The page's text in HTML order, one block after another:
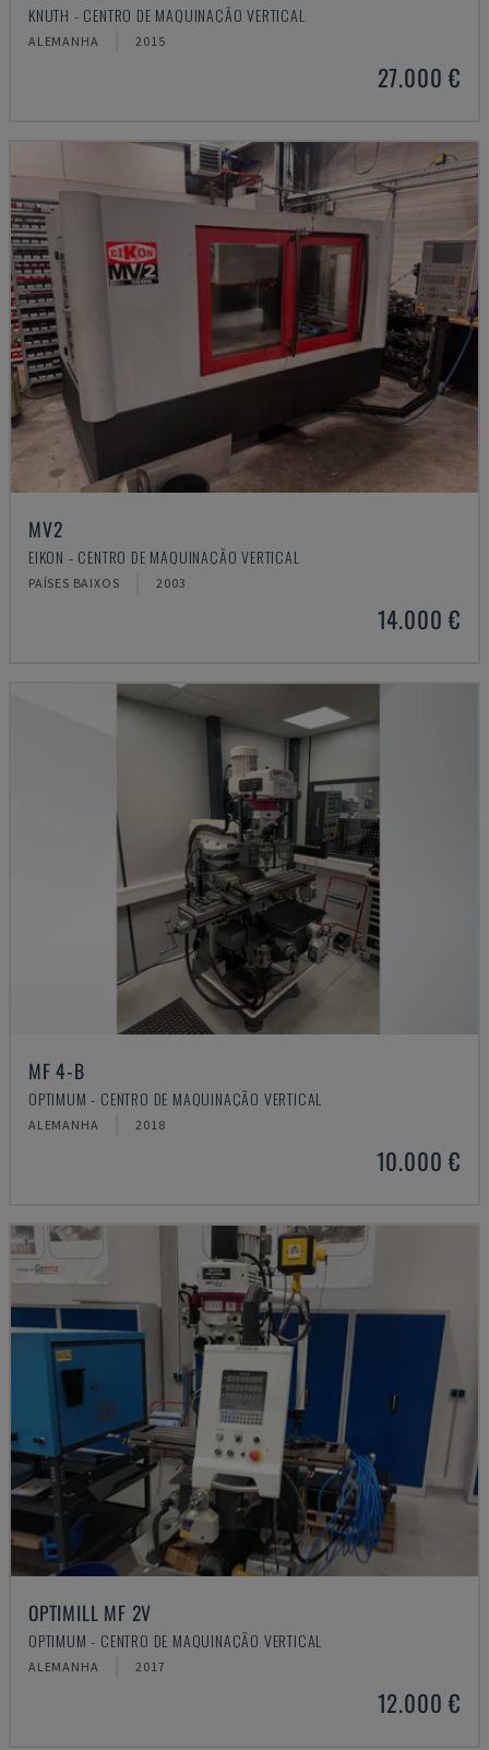
KNUTH - CENTRO DE MAQUINAÇÃO VERTICAL
ALEMANHA 2015
27.000 €
MV2
EIKON - CENTRO DE MAQUINAÇÃO VERTICAL
PAÍSES BAIXOS 2003
14.000 €
MF 4-B
OPTIMUM - CENTRO DE MAQUINAÇÃO VERTICAL
ALEMANHA 2018
10.000 €
OPTIMILL MF 2V
OPTIMUM - CENTRO DE MAQUINAÇÃO VERTICAL
ALEMANHA 2017
12.000 €